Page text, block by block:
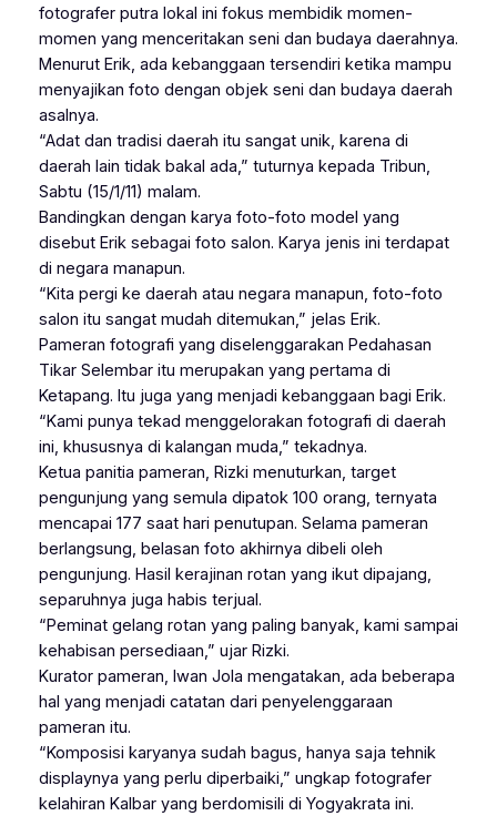
fotografer putra lokal ini fokus membidik momen-
momen yang menceritakan seni dan budaya daerahnya.
Menurut Erik, ada kebanggaan tersendiri ketika mampu
menyajikan foto dengan objek seni dan budaya daerah
asalnya.
“Adat dan tradisi daerah itu sangat unik, karena di
daerah lain tidak bakal ada,” tuturnya kepada Tribun,
Sabtu (15/1/11) malam.
Bandingkan dengan karya foto-foto model yang
disebut Erik sebagai foto salon. Karya jenis ini terdapat
di negara manapun.
“Kita pergi ke daerah atau negara manapun, foto-foto
salon itu sangat mudah ditemukan,” jelas Erik.
Pameran fotografi yang diselenggarakan Pedahasan
Tikar Selembar itu merupakan yang pertama di
Ketapang. Itu juga yang menjadi kebanggaan bagi Erik.
“Kami punya tekad menggelorakan fotografi di daerah
ini, khususnya di kalangan muda,” tekadnya.
Ketua panitia pameran, Rizki menuturkan, target
pengunjung yang semula dipatok 100 orang, ternyata
mencapai 177 saat hari penutupan. Selama pameran
berlangsung, belasan foto akhirnya dibeli oleh
pengunjung. Hasil kerajinan rotan yang ikut dipajang,
separuhnya juga habis terjual.
“Peminat gelang rotan yang paling banyak, kami sampai
kehabisan persediaan,” ujar Rizki.
Kurator pameran, Iwan Jola mengatakan, ada beberapa
hal yang menjadi catatan dari penyelenggaraan
pameran itu.
“Komposisi karyanya sudah bagus, hanya saja tehnik
displaynya yang perlu diperbaiki,” ungkap fotografer
kelahiran Kalbar yang berdomisili di Yogyakrata ini.